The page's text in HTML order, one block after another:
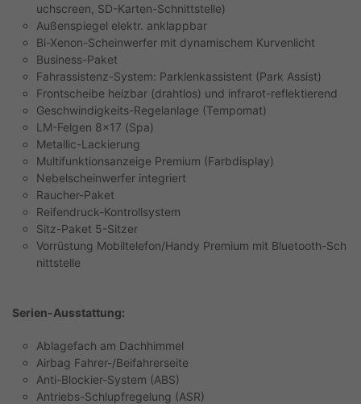
uchscreen, SD-Karten-Schnittstelle)
Außenspiegel elektr. anklappbar
Bi-Xenon-Scheinwerfer mit dynamischem Kurvenlicht
Business-Paket
Fahrassistenz-System: Parklenkassistent (Park Assist)
Frontscheibe heizbar (drahtlos) und infrarot-reflektierend
Geschwindigkeits-Regelanlage (Tempomat)
LM-Felgen 8x17 (Spa)
Metallic-Lackierung
Multifunktionsanzeige Premium (Farbdisplay)
Nebelscheinwerfer integriert
Raucher-Paket
Reifendruck-Kontrollsystem
Sitz-Paket 5-Sitzer
Vorrüstung Mobiltelefon/Handy Premium mit Bluetooth-Sch
nittstelle
Serien-Ausstattung:
Ablagefach am Dachhimmel
Airbag Fahrer-/Beifahrerseite
Anti-Blockier-System (ABS)
Antriebs-Schlupfregelung (ASR)